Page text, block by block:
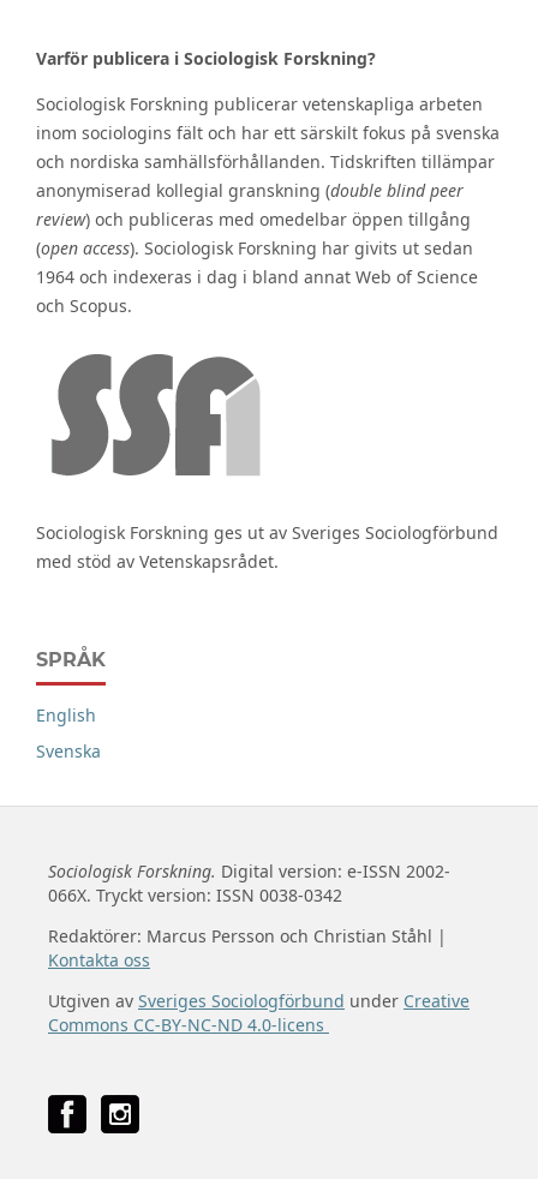
Varför publicera i Sociologisk Forskning?
Sociologisk Forskning publicerar vetenskapliga arbeten
inom sociologins fält och har ett särskilt fokus på svenska
och nordiska samhällsförhållanden. Tidskriften tillämpar
anonymiserad kollegial granskning (double blind peer
review) och publiceras med omedelbar öppen tillgång
(open access). Sociologisk Forskning har givits ut sedan
1964 och indexeras i dag i bland annat Web of Science
och Scopus.
Sociologisk Forskning ges ut av Sveriges Sociologförbund
med stöd av Vetenskapsrådet.
SPRÅK
English
Svenska
Sociologisk Forskning. Digital version: e-ISSN 2002-
066X. Tryckt version: ISSN 0038-0342
Redaktörer: Marcus Persson och Christian Ståhl |
Kontakta oss
Utgiven av Sveriges Sociologförbund under Creative
Commons CC-BY-NC-ND 4.0-licens